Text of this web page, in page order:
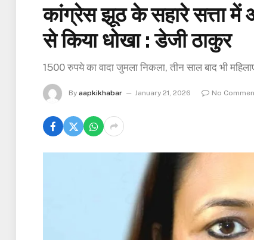
कांग्रेस झूठ के सहारे सत्ता
से किया धोखा : डेजी ठाकुर
1500 रुपये का वादा जुमला निकला, तीन साल बाद भी
By aapkikhabar January 21, 2026 No